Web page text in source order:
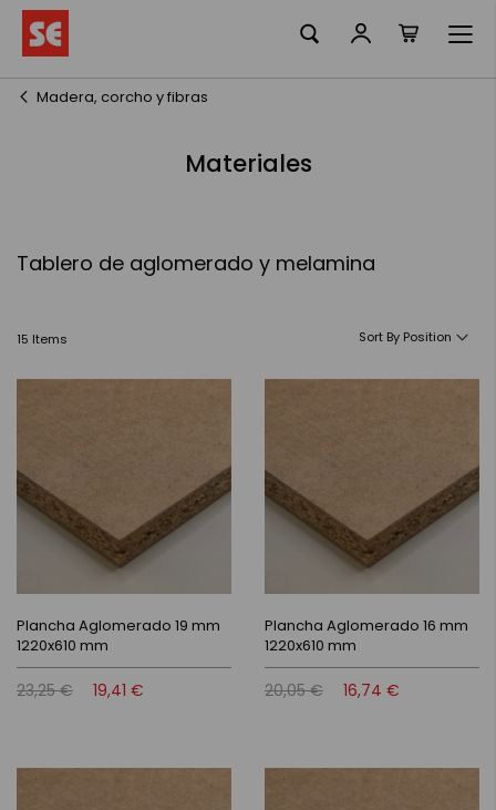
Content
Madera, corcho y fibras
Materiales
Tablero de aglomerado y melamina
15 Items Sort By
Plancha Aglomerado 19 mm
1220x610 mm
23,25 € 19,41 €
Plancha Aglomerado 16 mm
1220x610 mm
20,05 € 16,74 €